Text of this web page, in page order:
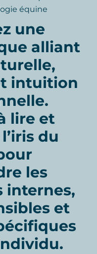
équine
une
alliant
intuition
.
lire et
du
les
internes,
et